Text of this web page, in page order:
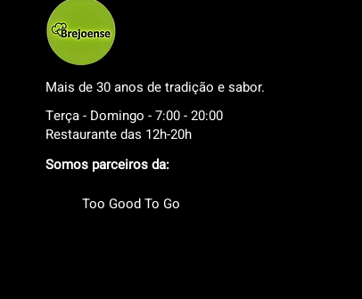
Mais de 30 anos de tradição e sabor.
Terça - Domingo - 7:00 - 20:00
Restaurante das 12h-20h
Somos parceiros da:
Too Good To Go